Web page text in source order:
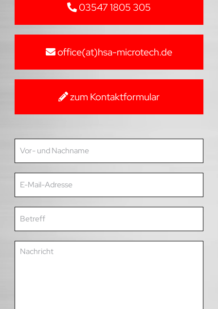
03547 1805 305
office(at)hsa-microtech.de
zum Kontaktformular